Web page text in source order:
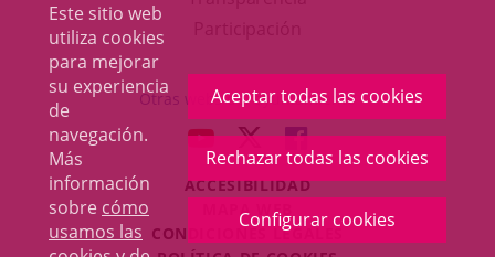
Este sitio web
utiliza cookies
para mejorar
su experiencia
de
navegación.
Más
información
sobre cómo
usamos las
Aceptar todas las cookies
Rechazar todas las cookies
Configurar cookies
una
ventana
nueva.
externa.
Otras webs del ayuntamiento
ENLACE
A
UNA
APLICACIÓN
EXTERNA.
ENLACE
A
UNA
APLICACIÓN
EXTERNA.
ENLACE
A
UNA
APLICACIÓN
EXTERNA.
ACCESIBILIDAD
MAPA WEB
CONDICIONES LEGALES